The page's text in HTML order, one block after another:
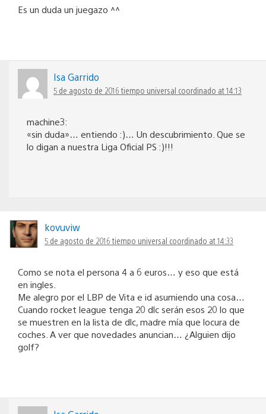
Es un duda un juegazo ^^
Isa Garrido
5 de agosto de 2016 tiempo universal coordinado at 14:13
machine3:
«sin duda»… entiendo :)… Un descubrimiento. Que se
lo digan a nuestra Liga Oficial PS :)!!!
kovuviw
5 de agosto de 2016 tiempo universal coordinado at 14:33
Como se nota el persona 4 a 6 euros… y eso que está
en ingles.
Me alegro por el LBP de Vita e id asumiendo una cosa…
Cuando rocket league tenga 20 dlc serán esos 20 lo que
se muestren en la lista de dlc, madre mía que locura de
coches. A ver que novedades anuncian… ¿Alguien dijo
golf?